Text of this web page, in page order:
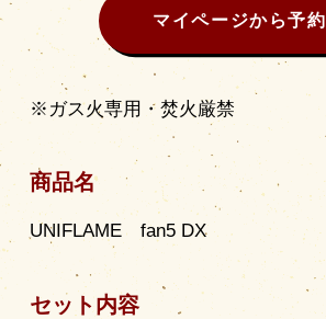
マイページから予約
※ガス火専用・焚火厳禁
商品名
UNIFLAME fan5 DX
セット内容